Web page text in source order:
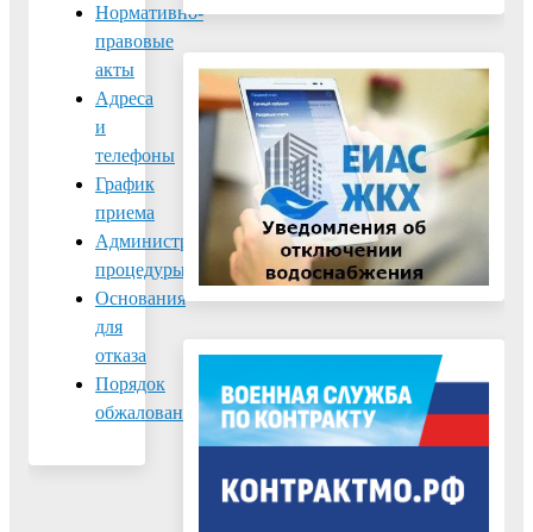
Нормативно-
правовые
акты
Адреса
и
телефоны
График
приема
Административные
процедуры
Основания
для
отказа
Порядок
обжалования